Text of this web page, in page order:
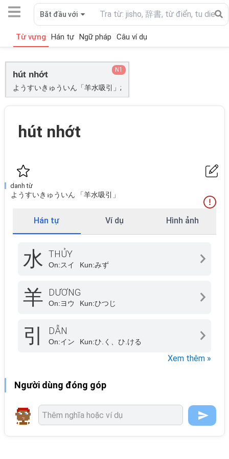
Bắt đầu với
Từ vựng Hán tự Ngữ pháp Câu ví dụ
hút nhớt
ようすいきゅういん「羊水吸引」;
N1
hút nhớt
danh từ
ようすいきゅういん 「羊水吸引」
Hán tự Ví dụ Hình ảnh
水 THỦY
On:スイ Kun:みず
羊 DƯƠNG
On:ヨウ Kun:ひつじ
引 DẪN
On:イン Kun:ひ.く、ひ.ける
Xem thêm »
Người dùng đóng góp